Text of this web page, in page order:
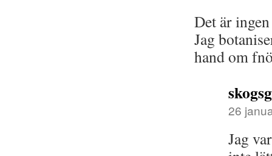
Det är
Jag
hand om
26
Jag